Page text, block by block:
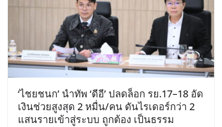
‘ไชยชนก’ นำทัพ ‘ดีอี’ ปลดล็อก รย.17–18 อัด
เงินช่วยสูงสุด 2 หมื่น/คน ดันไรเดอร์กว่า 2
แสนรายเข้าสู่ระบบ ถูกต้อง เป็นธรรม